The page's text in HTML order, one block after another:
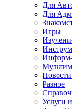
Для
Для
Игры
Информ-
Разное
Услуги